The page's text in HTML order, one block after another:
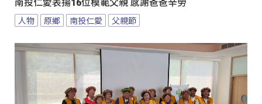
南投仁愛表揚16位模範父親 感謝爸爸辛勞
人物 原鄉 南投仁愛 父親節